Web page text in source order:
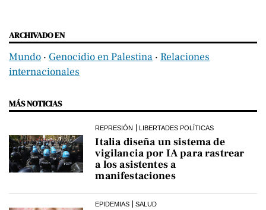
ARCHIVADO EN
Mundo ‧ Genocidio en Palestina ‧ Relaciones
internacionales
MÁS NOTICIAS
REPRESIÓN LIBERTADES POLÍTICAS
Italia diseña un sistema de
vigilancia por IA para rastrear
a los asistentes a
manifestaciones
EPIDEMIAS SALUD